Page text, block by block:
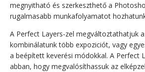
megnyitható és szerkeszthető a
rugalmasabb munkafolyamatot
A Perfect Layers-zel megváltoztathatjuk
kombinálatunk több expoziciót, vagy
a beépített keverési módokkal. A Perfect
abban, hogy megvalósíthassuk az